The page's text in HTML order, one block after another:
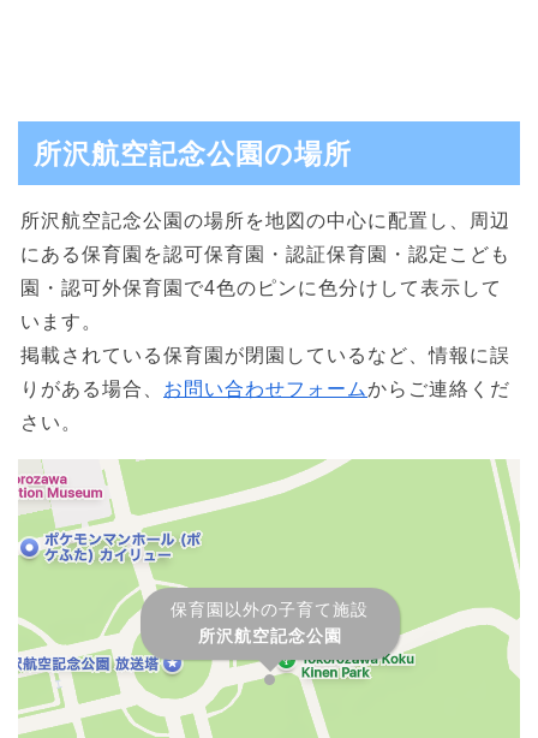
所沢航空記念公園の場所
所沢航空記念公園の場所を地図の中心に配置し、周辺
にある保育園を認可保育園・認証保育園・認定こども
園・認可外保育園で4色のピンに色分けして表示して
います。
掲載されている保育園が閉園しているなど、情報に誤
りがある場合、 お問い合わせフォームからご連絡くだ
さい。
保育園以外の子育て施設
所沢航空記念公園